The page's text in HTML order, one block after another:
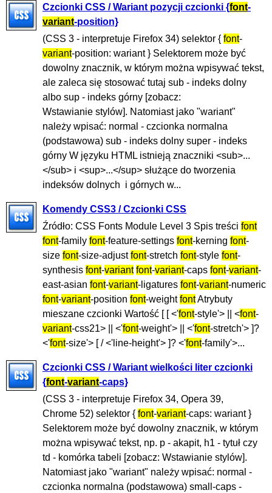
Czcionki CSS / Wariant pozycji czcionki {font-
variant-position}
(CSS 3 - interpretuje Firefox 34) selektor { font-
variant-position: wariant } Selektorem może być
dowolny znacznik, w którym można wpisywać tekst,
ale zaleca się stosować tutaj sub - indeks dolny
albo sup - indeks górny [zobacz:
Wstawianie stylów]. Natomiast jako "wariant"
należy wpisać: normal - czcionka normalna
(podstawowa) sub - indeks dolny super - indeks
górny W języku HTML istnieją znaczniki <sub>...
</sub> i <sup>...</sup> służące do tworzenia
indeksów dolnych i górnych w...
Komendy CSS3 / Czcionki CSS
Źródło: CSS Fonts Module Level 3 Spis treści font
font-family font-feature-settings font-kerning font-
size font-size-adjustfont-stretch font-style font-
synthesis font-variant font-variant-caps font-variant-
east-asian font-variant-ligatures font-variant-numeric
font-variant-position font-weightfontAtrybuty
mieszane czcionki Wartość [ [ <'font-style'> || <font-
variant-css21> || <'font-weight'> || <'font-stretch'> ]?
<'font-size'> [ / <'line-height'> ]? <'font-family'>...
Czcionki CSS / Wariant wielkości liter czcionki
{font-variant-caps}
(CSS 3 - interpretuje Firefox 34, Opera 39,
Chrome 52) selektor { font-variant-caps: wariant }
Selektorem może być dowolny znacznik, w którym
można wpisywać tekst, np. p - akapit, h1 - tytuł czy
td - komórka tabeli [zobacz: Wstawianie stylów].
Natomiast jako "wariant" należy wpisać: normal -
czcionka normalna (podstawowa) small-caps -